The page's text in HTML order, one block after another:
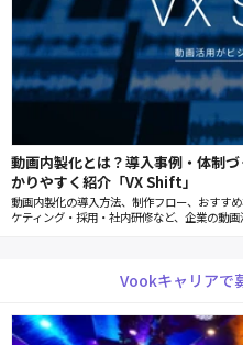
動画内製化とは？導入事例・体制
かりやすく紹介「VX Shift」
動画内製化の導入方法、制作フロー、おすす
ケティング・採用・社内研修など、企業の動画
Vookキャリアで